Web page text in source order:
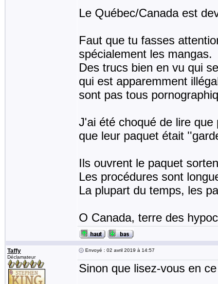
Le Québec/Canada est
Faut que tu fasses
spécialement les mangas.
Des trucs bien en vu qui
qui est apparemment
sont pas tous
J'ai été choqué de lire
que leur paquet était
Ils ouvrent le paquet
Les procédures sont
La plupart du temps, les
O Canada, terre des
Taffy
Déclamateur
Envoyé : 02 avril 2019 à 14:57
Sinon que lisez-vous en